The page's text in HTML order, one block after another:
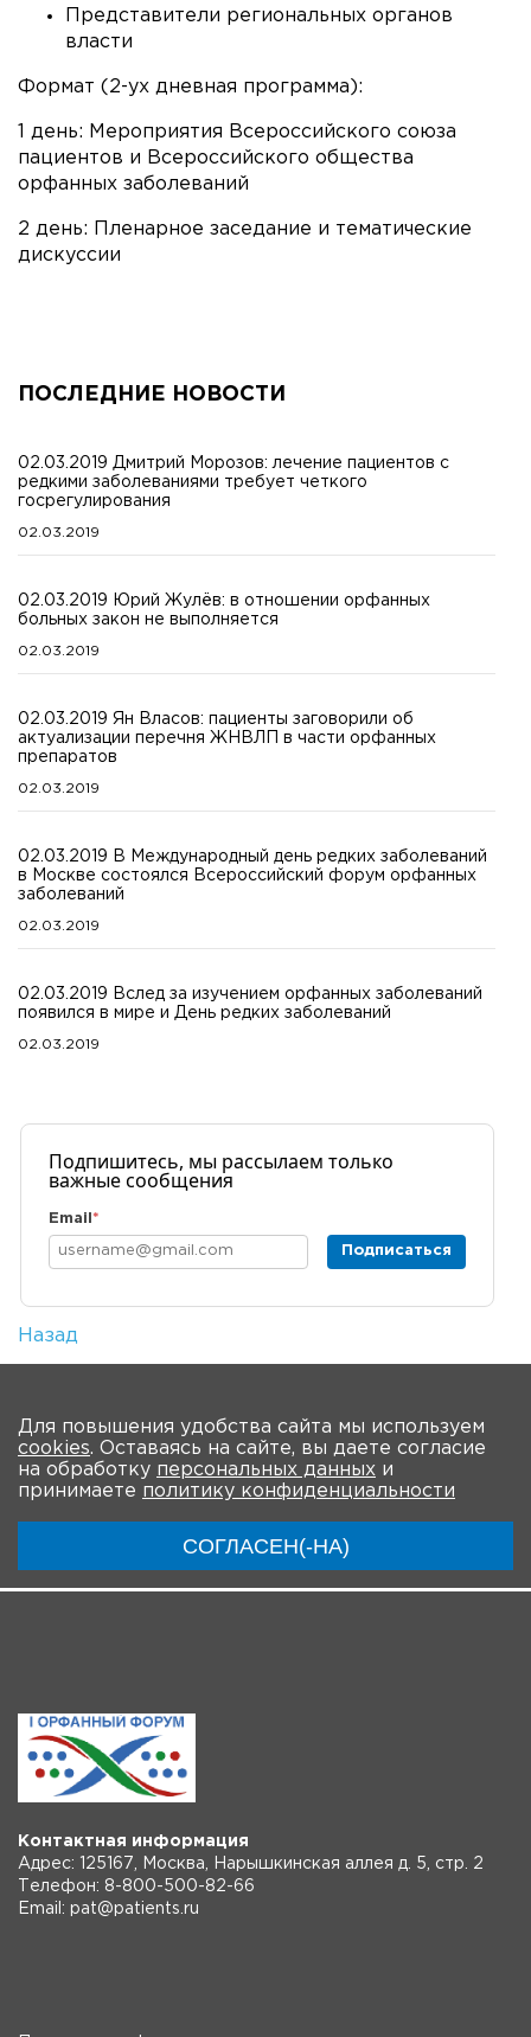
Представители региональных органов
власти
Формат (2-ух дневная программа):
1 день: Мероприятия Всероссийского союза
пациентов и Всероссийского общества
орфанных заболеваний
2 день: Пленарное заседание и тематические
дискуссии
ПОСЛЕДНИЕ НОВОСТИ
02.03.2019 Дмитрий Морозов: лечение пациентов с
редкими заболеваниями требует четкого
госрегулирования
02.03.2019
02.03.2019 Юрий Жулёв: в отношении орфанных
больных закон не выполняется
02.03.2019
02.03.2019 Ян Власов: пациенты заговорили об
актуализации перечня ЖНВЛП в части орфанных
препаратов
02.03.2019
02.03.2019 В Международный день редких заболеваний
в Москве состоялся Всероссийский форум орфанных
заболеваний
02.03.2019
02.03.2019 Вслед за изучением орфанных заболеваний
появился в мире и День редких заболеваний
02.03.2019
Подпишитесь, мы рассылаем только
важные сообщения
Email *
Подписаться
Назад
Для повышения удобства сайта мы используем
cookies. Оставаясь на сайте, вы даете согласие
на обработку персональных данных и
принимаете политику конфиденциальности
СОГЛАСЕН(-НА)
О Форуме Участники Программа
Трансляции
Контактная информация
Адрес: 125167, Москва, Нарышкинская аллея д. 5, стр. 2
Телефон: 8-800-500-82-66
Email: pat@patients.ru